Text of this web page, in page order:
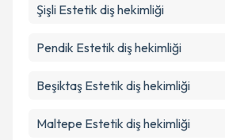
Şişli Estetik diş hekimliği
Pendik Estetik diş hekimliği
Beşiktaş Estetik diş hekimliği
Maltepe Estetik diş hekimliği